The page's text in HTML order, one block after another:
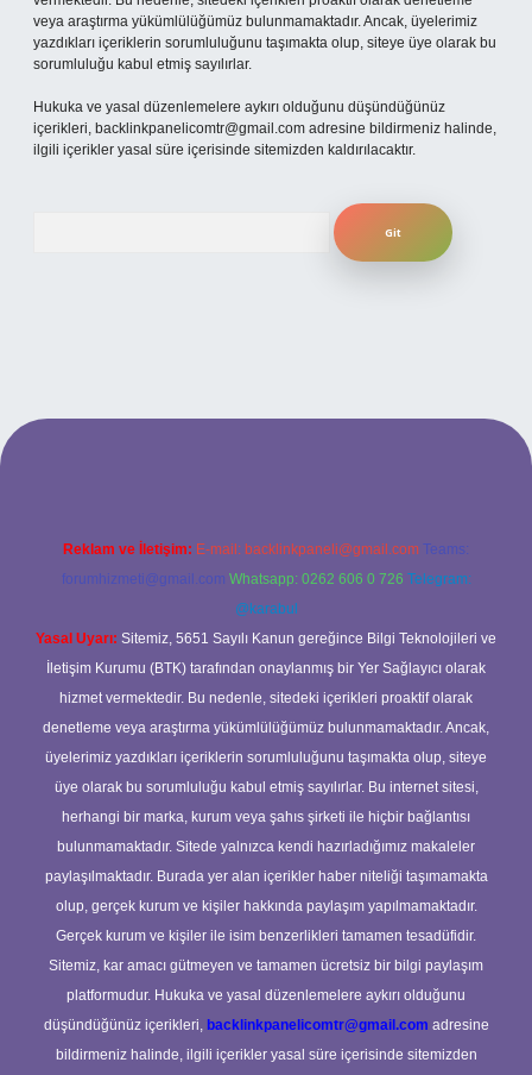
veya araştırma yükümlülüğümüz bulunmamaktadır. Ancak, üyelerimiz
yazdıkları içeriklerin sorumluluğunu taşımakta olup, siteye üye olarak bu
sorumluluğu kabul etmiş sayılırlar.
Hukuka ve yasal düzenlemelere aykırı olduğunu düşündüğünüz
içerikleri, backlinkpanelicomtr@gmail.com adresine bildirmeniz halinde,
ilgili içerikler yasal süre içerisinde sitemizden kaldırılacaktır.
betexpergiris.casino
Reklam ve İletişim: E-mail: backlinkpaneli@gmail.com Teams:
forumhizmeti@gmail.com Whatsapp: 0262 606 0 726 Telegram:
@karabul
Yasal Uyarı: Sitemiz, 5651 Sayılı Kanun gereğince Bilgi Teknolojileri ve
İletişim Kurumu (BTK) tarafından onaylanmış bir Yer Sağlayıcı olarak
hizmet vermektedir. Bu nedenle, sitedeki içerikleri proaktif olarak
denetleme veya araştırma yükümlülüğümüz bulunmamaktadır. Ancak,
üyelerimiz yazdıkları içeriklerin sorumluluğunu taşımakta olup, siteye
üye olarak bu sorumluluğu kabul etmiş sayılırlar. Bu internet sitesi,
herhangi bir marka, kurum veya şahıs şirketi ile hiçbir bağlantısı
bulunmamaktadır. Sitede yalnızca kendi hazırladığımız makaleler
paylaşılmaktadır. Burada yer alan içerikler haber niteliği taşımamakta
olup, gerçek kurum ve kişiler hakkında paylaşım yapılmamaktadır.
Gerçek kurum ve kişiler ile isim benzerlikleri tamamen tesadüfidir.
Sitemiz, kar amacı gütmeyen ve tamamen ücretsiz bir bilgi paylaşım
platformudur. Hukuka ve yasal düzenlemelere aykırı olduğunu
düşündüğünüz içerikleri, backlinkpanelicomtr@gmail.com adresine
bildirmeniz halinde, ilgili içerikler yasal süre içerisinde sitemizden